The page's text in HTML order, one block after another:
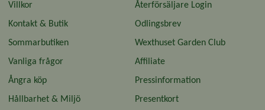
Villkor
Kontakt & Butik
Sommarbutiken
Vanliga frågor
Ångra köp
Hållbarhet & Miljö
Återförsäljare Login
Odlingsbrev
Wexthuset Garden Club
Affiliate
Pressinformation
Presentkort